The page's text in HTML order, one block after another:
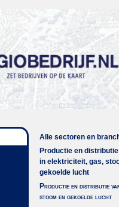
Alle sectoren en
Productie en distributie
in elektriciteit, gas,
gekoelde lucht
Productie en distributie
stoom en gekoelde lucht